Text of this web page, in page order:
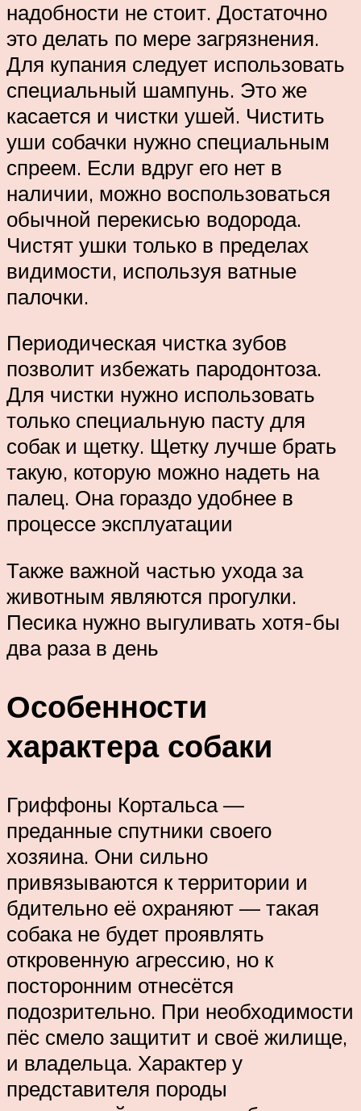
надобности не стоит. Достаточно
это делать по мере загрязнения.
Для купания следует использовать
специальный шампунь. Это же
касается и чистки ушей. Чистить
уши собачки нужно специальным
спреем. Если вдруг его нет в
наличии, можно воспользоваться
обычной перекисью водорода.
Чистят ушки только в пределах
видимости, используя ватные
палочки.
Периодическая чистка зубов
позволит избежать пародонтоза.
Для чистки нужно использовать
только специальную пасту для
собак и щетку. Щетку лучше брать
такую, которую можно надеть на
палец. Она гораздо удобнее в
процессе эксплуатации
Также важной частью ухода за
животным являются прогулки.
Песика нужно выгуливать хотя-бы
два раза в день
Особенности
характера собаки
Гриффоны Кортальса —
преданные спутники своего
хозяина. Они сильно
привязываются к территории и
бдительно её охраняют — такая
собака не будет проявлять
откровенную агрессию, но к
посторонним отнесётся
подозрительно. При необходимости
пёс смело защитит и своё жилище,
и владельца. Характер у
представителя породы